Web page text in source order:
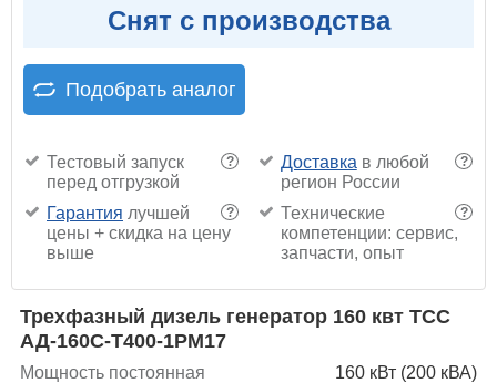
Снят с производства
Подобрать аналог
?
Тестовый запуск
перед отгрузкой
?
Доставка в любой
регион России
?
Гарантия лучшей
цены + скидка на цену
выше
?
Технические
компетенции: сервис,
запчасти, опыт
Трехфазный дизель генератор 160 квт ТСС
АД-160С-Т400-1РМ17
Мощность постоянная
160 кВт (200 кВА)